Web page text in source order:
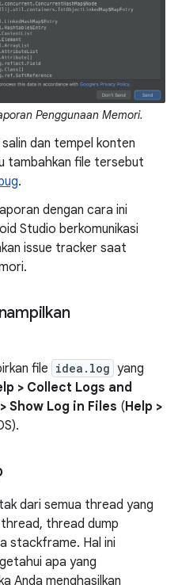
Penggunaan Memori.
dan tempel konten
tambahkan file tersebut
.
dengan cara ini
Studio berkomunikasi
issue tracker saat
file idea.log yang
> Collect Logs and
Show Log in Files (Help >
dari semua thread yang
thread dump
stackframe. Hal ini
apa yang
Anda menghasilkan